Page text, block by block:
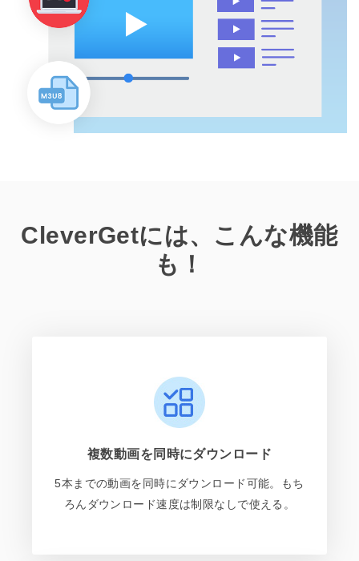
CleverGetには、こんな機能
も！
複数動画を同時にダウンロード
5本までの動画を同時にダウンロード可能。もち
ろんダウンロード速度は制限なしで使える。